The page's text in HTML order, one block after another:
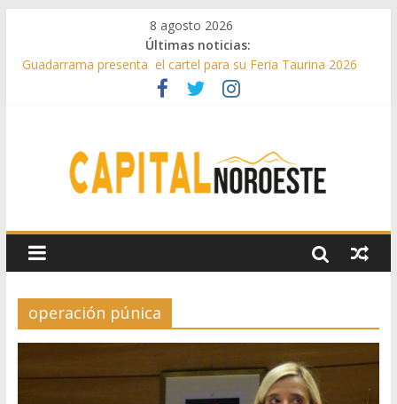
8 agosto 2026
Últimas noticias:
Guadarrama presenta el cartel para su Feria Taurina 2026
Hey Kid e Inazio en ‘La Gran Noche del Indie’ de las fiestas
Boadilla destinó más de 11 millones de euros a ayudas y
beneficios fiscales en 2025
operación púnica